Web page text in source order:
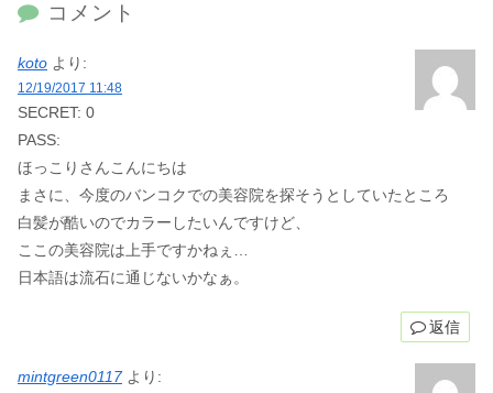
コメント
koto より:
12/19/2017 11:48
SECRET: 0
PASS:
ほっこりさんこんにちは
まさに、今度のバンコクでの美容院を探そうとしていたところ
白髪が酷いのでカラーしたいんですけど、
ここの美容院は上手ですかねぇ…
日本語は流石に通じないかなぁ。
返信
mintgreen0117 より: